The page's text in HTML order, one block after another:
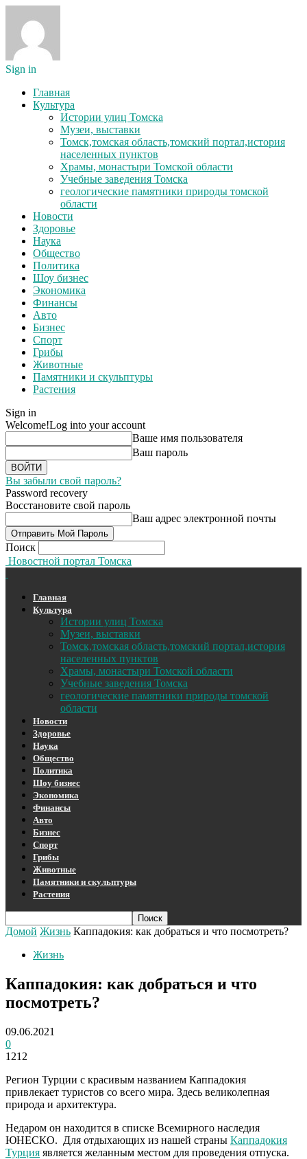
Sign in
Главная
Культура
Истории улиц Томска
Музеи, выставки
Томск,томская область,томский портал,история
населенных пунктов
Храмы, монастыри Томской области
Учебные заведения Томска
геологические памятники природы томской
области
Новости
Здоровье
Наука
Общество
Политика
Шоу бизнес
Экономика
Финансы
Авто
Бизнес
Спорт
Грибы
Животные
Памятники и скульптуры
Растения
Sign in
Welcome!Log into your account
Ваше имя пользователя
Ваш пароль
Вы забыли свой пароль?
Password recovery
Восстановите свой пароль
Ваш адрес электронной почты
Поиск
Новостной портал Томска
Главная
Культура
Истории улиц Томска
Музеи, выставки
Томск,томская область,томский портал,история
населенных пунктов
Храмы, монастыри Томской области
Учебные заведения Томска
геологические памятники природы томской
области
Новости
Здоровье
Наука
Общество
Политика
Шоу бизнес
Экономика
Финансы
Авто
Бизнес
Спорт
Грибы
Животные
Памятники и скульптуры
Растения
Домой Жизнь Каппадокия: как добраться и что посмотреть?
Жизнь
Каппадокия: как добраться и что
посмотреть?
09.06.2021
0
1212
Регион Турции с красивым названием Каппадокия
привлекает туристов со всего мира. Здесь великолепная
природа и архитектура.
Недаром он находится в списке Всемирного наследия
ЮНЕСКО. Для отдыхающих из нашей страны Каппадокия
Турция является желанным местом для проведения отпуска.